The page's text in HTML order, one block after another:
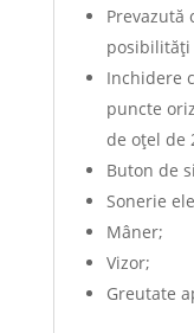
Prevazută
posibilităţi
Inchidere
puncte
de oţel de
Buton de
Sonerie
Mâner;
Vizor;
Greutate